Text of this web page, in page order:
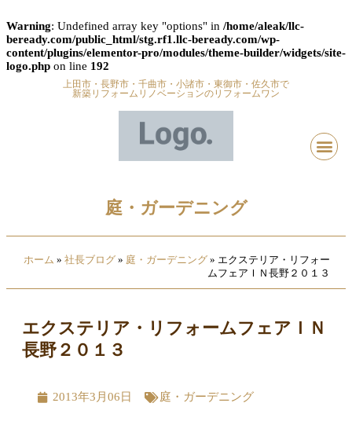
Warning: Undefined array key "options" in /home/aleak/llc-
beready.com/public_html/stg.rf1.llc-beready.com/wp-
content/plugins/elementor-pro/modules/theme-builder/widgets/site-
logo.php on line 192
上田市・長野市・千曲市・小諸市・東御市・佐久市で
新築リフォームリノベーションのリフォームワン
庭・ガーデニング
ホーム » 社長ブログ » 庭・ガーデニング » エクステリア・リフォー
ムフェアＩＮ長野２０１３
エクステリア・リフォームフェアＩＮ
長野２０１３
2013年3月06日 庭・ガーデニング